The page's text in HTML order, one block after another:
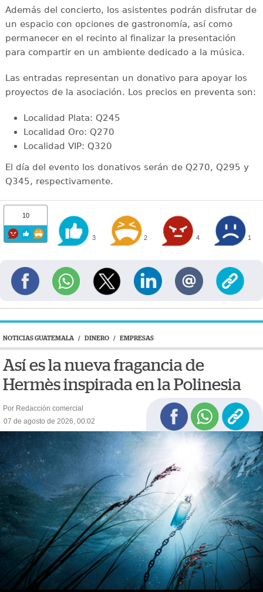
Además del concierto, los asistentes podrán disfrutar de
un espacio con opciones de gastronomía, así como
permanecer en el recinto al finalizar la presentación
para compartir en un ambiente dedicado a la música.
Las entradas representan un donativo para apoyar los
proyectos de la asociación. Los precios en preventa son:
Localidad Plata: Q245
Localidad Oro: Q270
Localidad VIP: Q320
El día del evento los donativos serán de Q270, Q295 y
Q345, respectivamente.
10
3 2 4 1
NOTICIAS GUATEMALA / DINERO / EMPRESAS
Así es la nueva fragancia de
Hermès inspirada en la Polinesia
Por Redacción comercial
07 de agosto de 2026, 00:02